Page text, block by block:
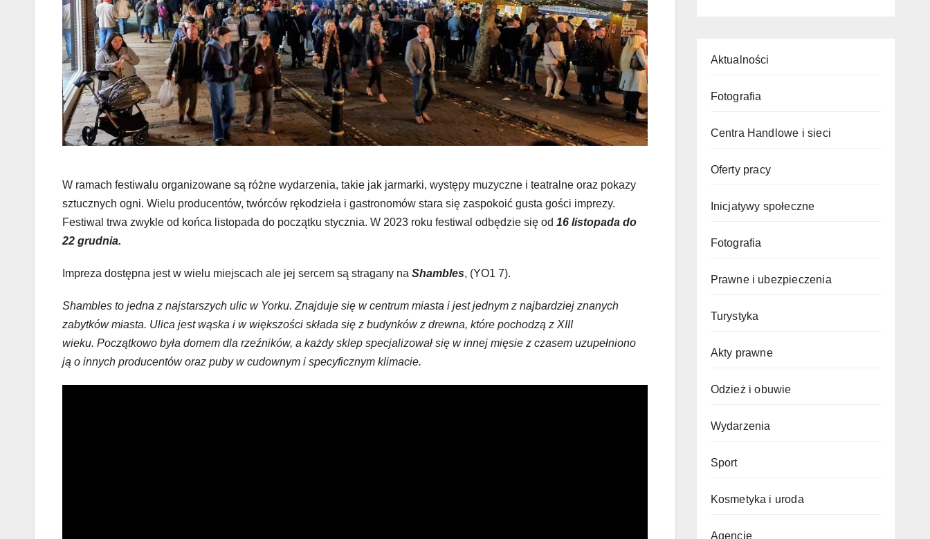
W ramach festiwalu organizowane są różne wydarzenia, takie jak jarmarki, występy muzyczne i teatralne oraz pokazy
sztucznych ogni. Wielu producentów, twórców rękodzieła i gastronomów stara się zaspokoić gusta gości imprezy.
Festiwal trwa zwykle od końca listopada do początku stycznia. W 2023 roku festiwal odbędzie się od 16 listopada do
22 grudnia.
Impreza dostępna jest w wielu miejscach ale jej sercem są stragany na Shambles, (YO1 7).
Shambles to jedna z najstarszych ulic w Yorku. Znajduje się w centrum miasta i jest jednym z najbardziej znanych
zabytków miasta. Ulica jest wąska i w większości składa się z budynków z drewna, które pochodzą z XIII
wieku. Początkowo była domem dla rzeźników, a każdy sklep specjalizował się w innej mięsie z czasem uzupełniono
ją o innych producentów oraz puby w cudownym i specyficznym klimacie.
Aktualności
Fotografia
Centra Handlowe i sieci
Oferty pracy
Inicjatywy społeczne
Fotografia
Prawne i ubezpieczenia
Turystyka
Akty prawne
Odzież i obuwie
Wydarzenia
Sport
Kosmetyka i uroda
Agencje